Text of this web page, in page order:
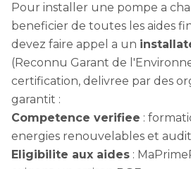
Pour installer une pompe a
beneficier de toutes les aides
devez faire appel a un
(Reconnu Garant de
certification, delivree par des
garantit :
Competence verifiee :
energies renouvelables et
Eligibilite aux aides :